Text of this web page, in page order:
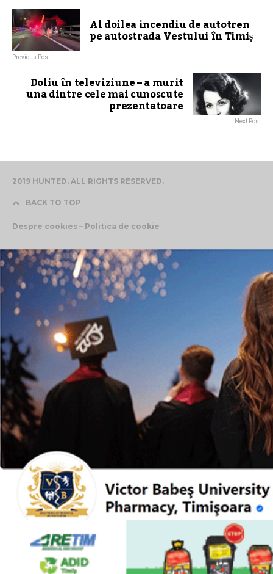
Al doilea incendiu de autotren
pe autostrada Vestului în Timiș
Previous Post
Doliu în televiziune – a murit
una dintre cele mai cunoscute
prezentatoare
Next Post
2019 HUNTED. ALL RIGHTS RESERVED.
BACK TO TOP
Despre cookies – Politica de cookie